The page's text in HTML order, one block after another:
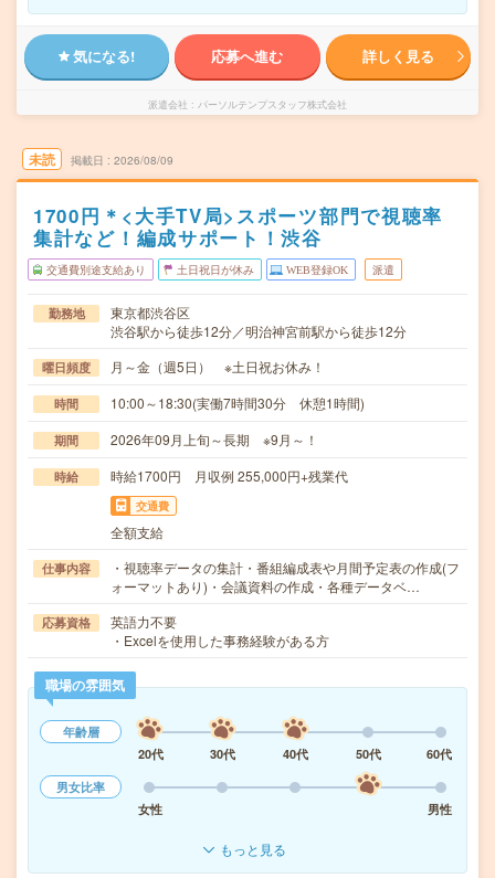
気になる! 応募へ進む 詳しく見る
派遣会社 パーソルテンプスタッフ株式会社
未読 掲載日 2026/08/09
1700円＊<大手TV局>スポーツ部門で視聴率
集計など！編成サポート！渋谷
交通費別途支給あり 土日祝日が休み WEB登録OK 派遣
勤務地
東京都渋谷区
渋谷駅から徒歩12分／明治神宮前駅から徒歩12分
曜日頻度 月～金（週5日） ※土日祝お休み！
時間 10:00～18:30(実働7時間30分 休憩1時間)
期間 2026年09月上旬～長期 ※9月～！
時給 時給1700円 月収例 255,000円+残業代
交通費
全額支給
仕事内容
・視聴率データの集計・番組編成表や月間予定表の作成(フ
ォーマットあり)・会議資料の作成・各種データベ…
応募資格
英語力不要
・Excelを使用した事務経験がある方
職場の雰囲気
年齢層
20代
30代 40代 50代
60代
男女比率
女性
男性
もっと見る